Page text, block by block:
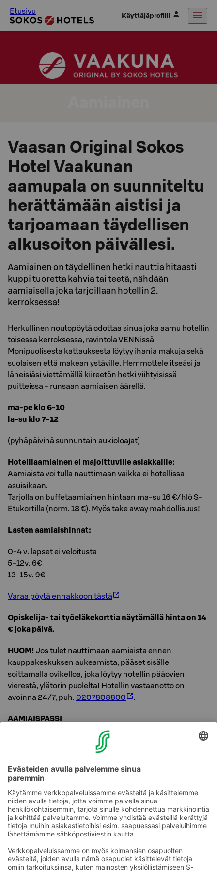
Etusivu Käyttäjäprofiili
Vaasan Original Sokos
Hotel Vaakunan
aamupala on suunniteltu
herättämään aistisi ja
tarjoamaan täydellisen
alkusoiton päivällesi.
Aamiainen on täydellinen hetki nauttia hitaasti
kuppi tuoretta kahvia tai teetä, nähdään
aamiaisella joka tarjoillaan hotellin 2.
kerroksessa!
Herkullinen noutopöytä odottaa sinua joka aamu hotellin
toisessa kerroksessa, ravintola VENNissä.
Monipuolisesta kattauksesta löytyy ihania makuja sekä
suolaisen että makean ystäville. Hemmottele itseäsi ja
läheisiäsi viettämällä kiireetön hetki viihtyisissä
puitteissa - runsaan aamiaisen äärellä.
ma-pe klo 6-10
la-su klo 7-12
(pyhäpäivinä sunnuntain aukioloajat)
Hotelliaamiainen ei majoittuville asiakkaille:
Aamiaista voi tulla nauttimaan vaikka ei hotellissa
asuisikaan.
Tarjolla on buffetaamiainen hintaan ma-su 16 €/hlö S-
Etukortilla (norm. 18 €). Myös take away mahdollisuus!
Lasten aamiaishinnat:
0-4 v. lapset ei veloitusta
5-12v. 6€
13-15v. 9€
Varaa pöytä ennakkoon tästä
Opiskelija- tai työeläkekorttia näytämällä hinta on 14
€ joka päivä.
HUOM! Jos tulet nauttimaan aamiaista ennen
kauppakeskuksen aukeamista, pääset sisälle
soittamalla ovikelloa, joka löytyy hotellin pääovien
vierestä, ylätorin puolelta! Hotellin vastaanotto on
avoinna 24/7, puh. 0207808800 .
AAMIAISPASSI
Keräämällä leimoja aamiaispassiin saat joka 6.
aamiaisen veloituksetta! Muista pyytää passia
henkilökunnalta maksun yhteydessä. Aamiaispassi on
voimassa 6 kk ensimmäisestä leimasta, passi on
henkilökohtainen.
Tervetuloa maittavalle aamunavaukselle!